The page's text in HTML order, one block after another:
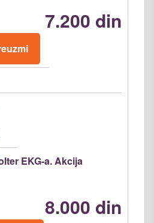
7.200 din
EKG-a. Akcija
8.000 din